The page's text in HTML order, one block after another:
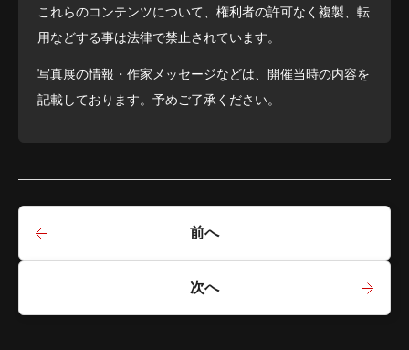
これらのコンテンツについて、権利者の許可なく複製、転
用などする事は法律で禁止されています。
写真展の情報・作家メッセージなどは、開催当時の内容を
記載しております。予めご了承ください。
前へ
次へ